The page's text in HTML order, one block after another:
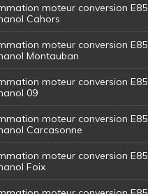
moteur conversion E85
Cahors
moteur conversion E85
Montauban
moteur conversion E85
09
moteur conversion E85
Carcasonne
moteur conversion E85
Foix